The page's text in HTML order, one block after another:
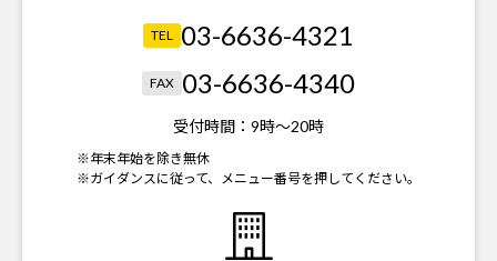
TEL 03-6636-4321
FAX 03-6636-4340
受付時間： 9時～20時
※年末年始を除き無休
※ガイダンスに従って、メニュー番号を押してください。